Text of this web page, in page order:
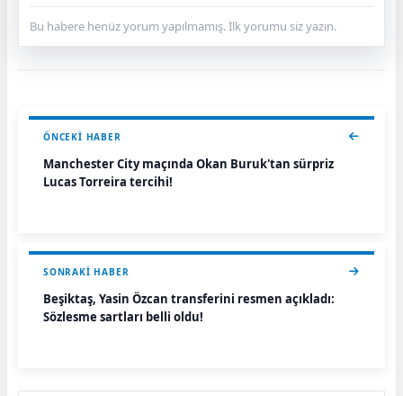
Bu habere henüz yorum yapılmamış. İlk yorumu siz yazın.
ÖNCEKI HABER
Manchester City maçında Okan Buruk'tan sürpriz
Lucas Torreira tercihi!
SONRAKI HABER
Beşiktaş, Yasin Özcan transferini resmen açıkladı:
Sözleşme şartları belli oldu!